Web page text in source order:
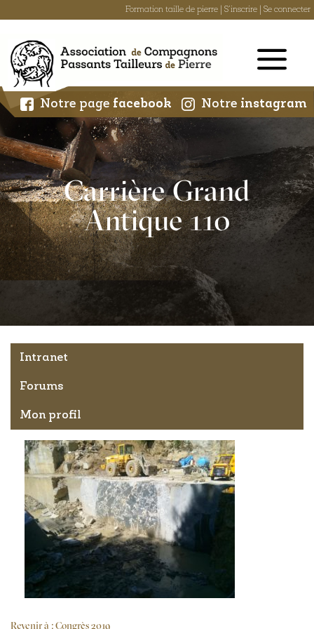
Formation taille de pierre S'inscrire Se connecter
content
Notre page facebook Notre instagram
Carrière Grand
Antique 110
Intranet
Forums
Mon profil
Revenir à : Congrès 2019